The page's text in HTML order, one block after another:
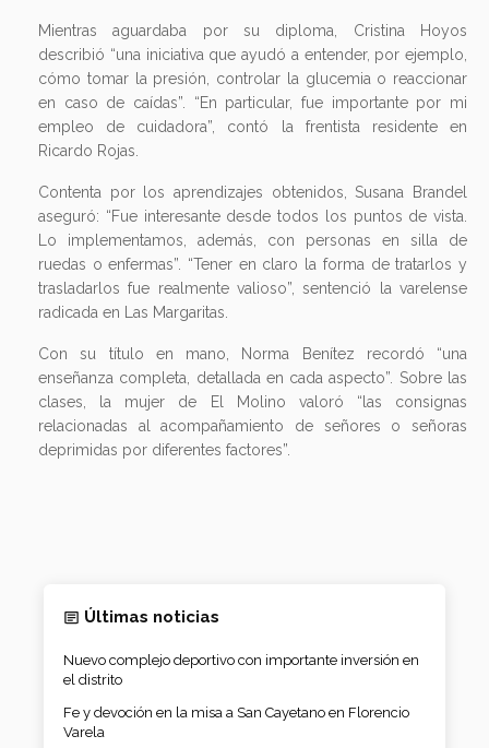
Mientras aguardaba por su diploma, Cristina Hoyos
describió “una iniciativa que ayudó a entender, por ejemplo,
cómo tomar la presión, controlar la glucemia o reaccionar
en caso de caídas”. “En particular, fue importante por mi
empleo de cuidadora”, contó la frentista residente en
Ricardo Rojas.
Contenta por los aprendizajes obtenidos, Susana Brandel
aseguró: “Fue interesante desde todos los puntos de vista.
Lo implementamos, además, con personas en silla de
ruedas o enfermas”. “Tener en claro la forma de tratarlos y
trasladarlos fue realmente valioso”, sentenció la varelense
radicada en Las Margaritas.
Con su título en mano, Norma Benítez recordó “una
enseñanza completa, detallada en cada aspecto”. Sobre las
clases, la mujer de El Molino valoró “las consignas
relacionadas al acompañamiento de señores o señoras
deprimidas por diferentes factores”.
Últimas noticias
Nuevo complejo deportivo con importante inversión en
el distrito
Fe y devoción en la misa a San Cayetano en Florencio
Varela